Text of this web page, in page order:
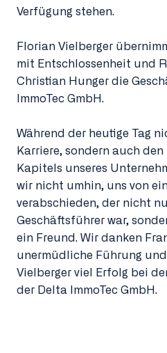
Verfügung stehen.
Florian Vielberger
mit Entschlossenheit und
Christian Hunger die
ImmoTec GmbH.
Während der heutige Tag
Karriere, sondern auch
Kapitels unseres
wir nicht umhin, uns von
verabschieden, der nicht
Geschäftsführer war,
ein Freund. Wir danken
unermüdliche Führung
Vielberger viel Erfolg bei
der Delta ImmoTec GmbH.